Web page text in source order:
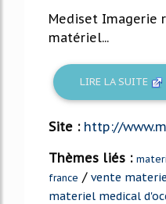
Mediset Imagerie
matériel...
LIRE LA SUITE
Site : http://
Thèmes liés :
france / vente
materiel medical